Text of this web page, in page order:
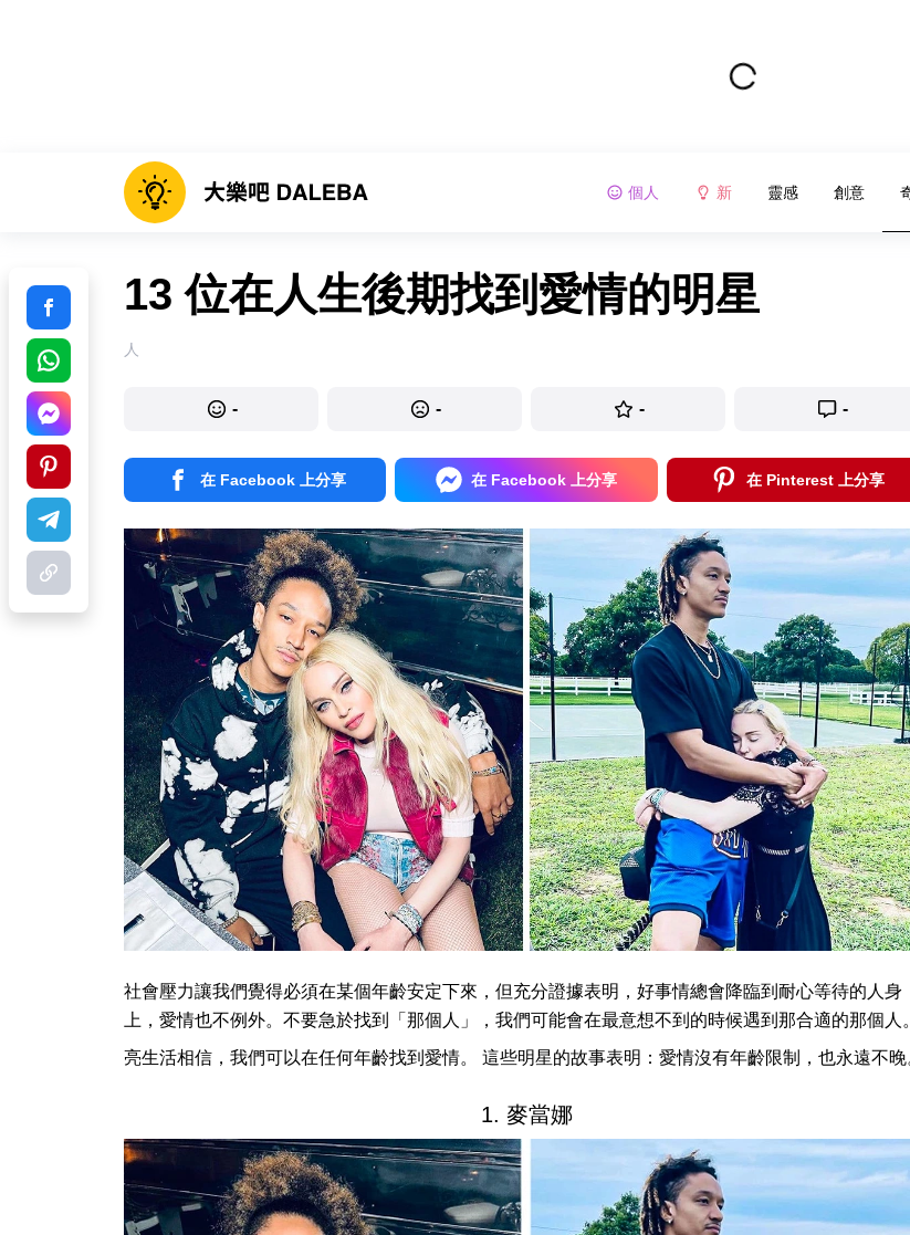
個人 新 靈感 創意
13 位在人生後期找到愛情的明星
人
- - - -
在 Facebook 上分享 在 Facebook 上分享 在 Pinterest 上分享
社會壓力讓我們覺得必須在某個年齡安定下來，但充分證據表明，好事情總會降臨到耐心等待的人身
上，愛情也不例外。不要急於找到「那個人」，我們可能會在最意想不到的時候遇到那合適的那個人。
亮生活相信，我們可以在任何年齡找到愛情。 這些明星的故事表明：愛情沒有年齡限制，也永遠不晚
1. 麥當娜